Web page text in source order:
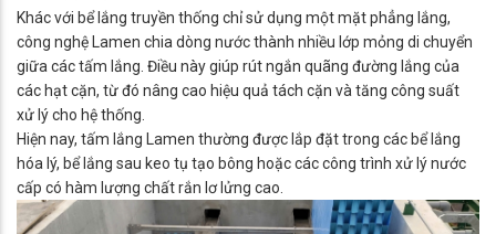
Khác với bể lắng truyền thống chỉ sử dụng một mặt phẳng lắng,
công nghệ Lamen chia dòng nước thành nhiều lớp mỏng di chuyển
giữa các tấm lắng. Điều này giúp rút ngắn quãng đường lắng của
các hạt cặn, từ đó nâng cao hiệu quả tách cặn và tăng công suất
xử lý cho hệ thống.
Hiện nay, tấm lắng Lamen thường được lắp đặt trong các bể lắng
hóa lý, bể lắng sau keo tụ tạo bông hoặc các công trình xử lý nước
cấp có hàm lượng chất rắn lơ lửng cao.